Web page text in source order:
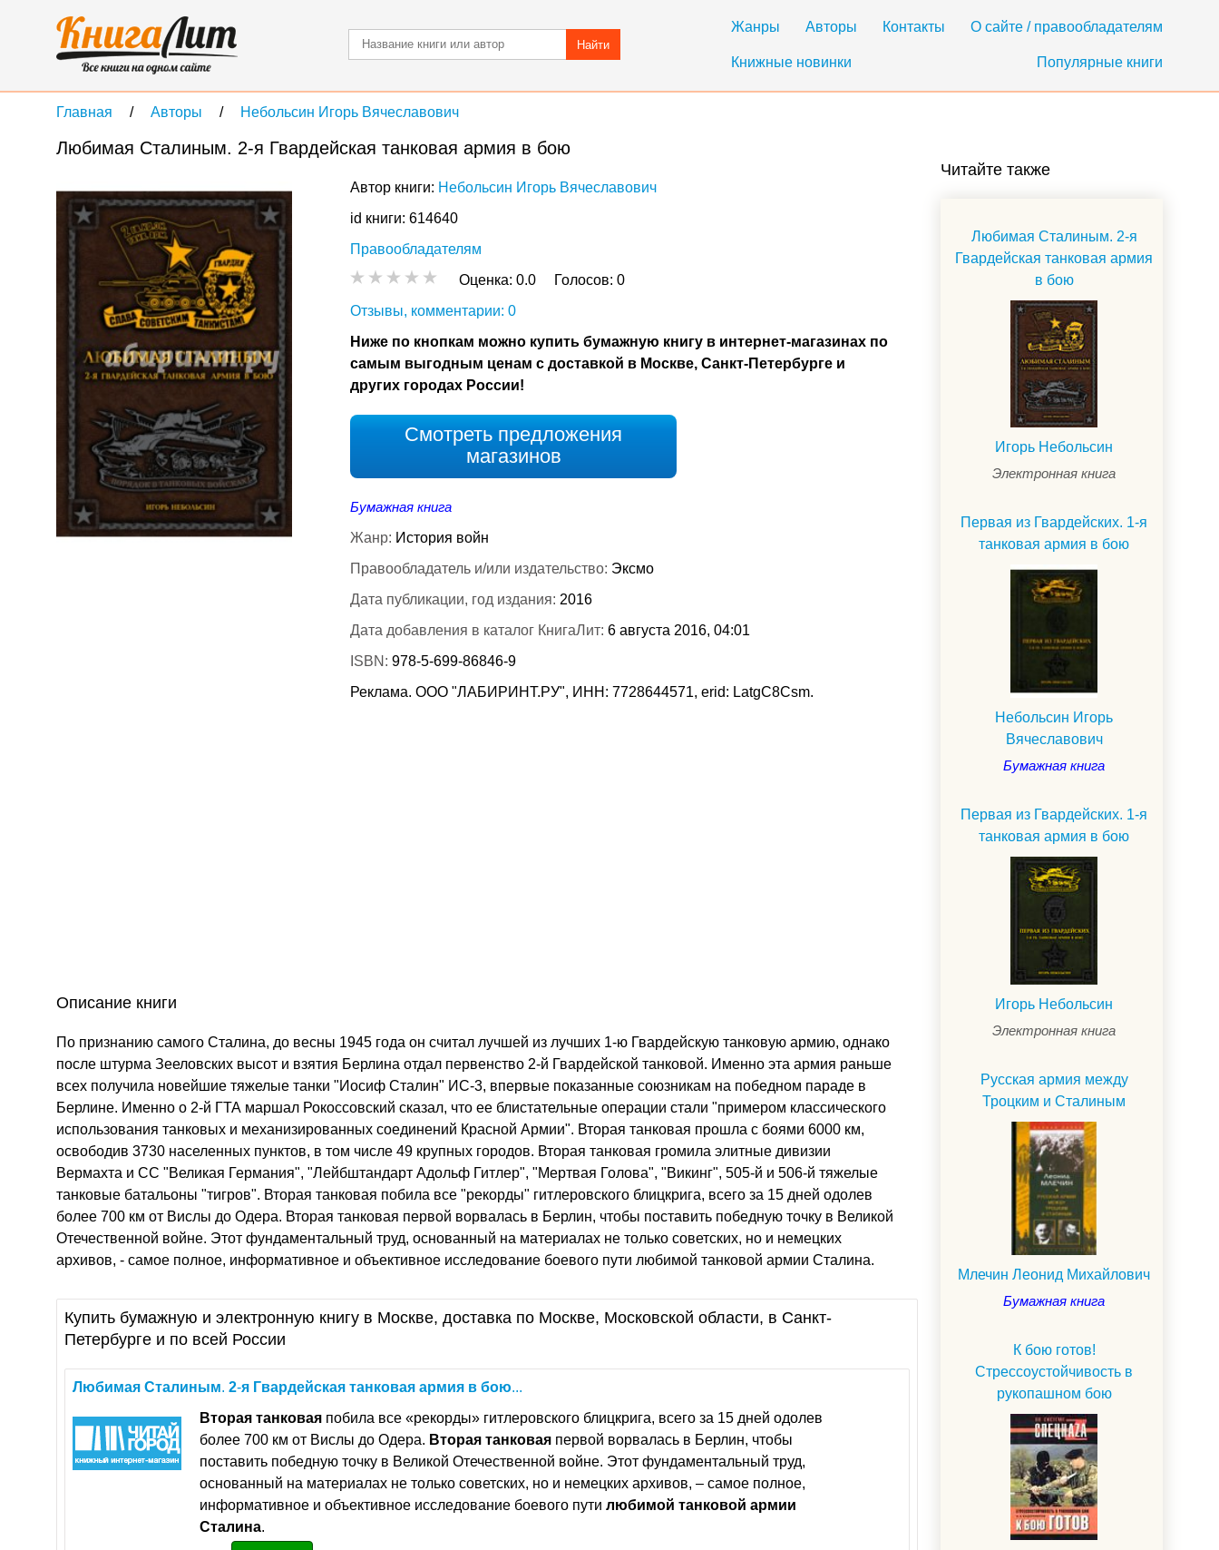
Жанры Авторы Контакты О сайте / правообладателям
Книжные новинки Популярные книги
Найти
Главная Авторы Небольсин Игорь Вячеславович
Любимая Сталиным. 2-я Гвардейская танковая армия в бою
Автор книги: Небольсин Игорь Вячеславович
id книги: 614640
Правообладателям
Оценка: 0.0 Голосов: 0
Отзывы, комментарии: 0
Ниже по кнопкам можно купить бумажную книгу в интернет-магазинах по
самым выгодным ценам с доставкой в Москве, Санкт-Петербурге и
других городах России!
Смотреть предложения
магазинов
Бумажная книга
Жанр: История войн
Правообладатель и/или издательство: Эксмо
Дата публикации, год издания: 2016
Дата добавления в каталог КнигаЛит: 6 августа 2016, 04:01
ISBN: 978-5-699-86846-9
Реклама. ООО "ЛАБИРИНТ.РУ", ИНН: 7728644571, erid: LatgC8Csm.
Описание книги
По признанию самого Сталина, до весны 1945 года он считал лучшей из лучших 1-ю Гвардейскую танковую армию, однако
после штурма Зееловских высот и взятия Берлина отдал первенство 2-й Гвардейской танковой. Именно эта армия раньше
всех получила новейшие тяжелые танки "Иосиф Сталин" ИС-3, впервые показанные союзникам на победном параде в
Берлине. Именно о 2-й ГТА маршал Рокоссовский сказал, что ее блистательные операции стали "примером классического
использования танковых и механизированных соединений Красной Армии". Вторая танковая прошла с боями 6000 км,
освободив 3730 населенных пунктов, в том числе 49 крупных городов. Вторая танковая громила элитные дивизии
Вермахта и СС "Великая Германия", "Лейбштандарт Адольф Гитлер", "Мертвая Голова", "Викинг", 505-й и 506-й тяжелые
танковые батальоны "тигров". Вторая танковая побила все "рекорды" гитлеровского блицкрига, всего за 15 дней одолев
более 700 км от Вислы до Одера. Вторая танковая первой ворвалась в Берлин, чтобы поставить победную точку в Великой
Отечественной войне. Этот фундаментальный труд, основанный на материалах не только советских, но и немецких
архивов, - самое полное, информативное и объективное исследование боевого пути любимой танковой армии Сталина.
Купить бумажную и электронную книгу в Москве, доставка по Москве, Московской области, в Санкт-
Петербурге и по всей России
Любимая Сталиным. 2-я Гвардейская танковая армия в бою...
Вторая танковая побила все «рекорды» гитлеровского блицкрига, всего за 15 дней одолев
более 700 км от Вислы до Одера. Вторая танковая первой ворвалась в Берлин, чтобы
поставить победную точку в Великой Отечественной войне. Этот фундаментальный труд,
основанный на материалах не только советских, но и немецких архивов, – самое полное,
информативное и объективное исследование боевого пути любимой танковой армии
Сталина.
Читайте также
Любимая Сталиным. 2-я
Гвардейская танковая армия
в бою
Игорь Небольсин
Электронная книга
Первая из Гвардейских. 1-я
танковая армия в бою
Небольсин Игорь
Вячеславович
Бумажная книга
Первая из Гвардейских. 1-я
танковая армия в бою
Игорь Небольсин
Электронная книга
Русская армия между
Троцким и Сталиным
Млечин Леонид Михайлович
Бумажная книга
К бою готов!
Стрессоустойчивость в
рукопашном бою